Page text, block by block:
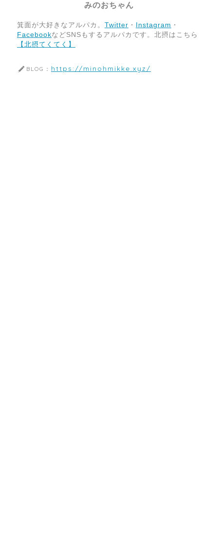
みのおちゃん
箕面が大好きなアルパカ。 Twitter ・ Instagram ・
FacebookなどSNSもするアルパカです。北摂はこちら
【北摂てくてく】
BLOG： https://minohmikke.xyz/